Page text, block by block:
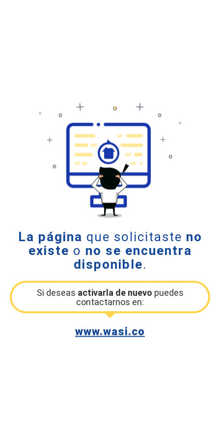
La página que solicitaste no
existe o no se encuentra
disponible.
Si deseas activarla de nuevo puedes
contactarnos en:
www.wasi.co